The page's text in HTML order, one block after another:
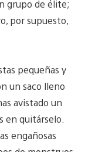
grupo de élite;
por supuesto,
pequeñas y
un saco lleno
avistado un
en quitárselo.
engañosas